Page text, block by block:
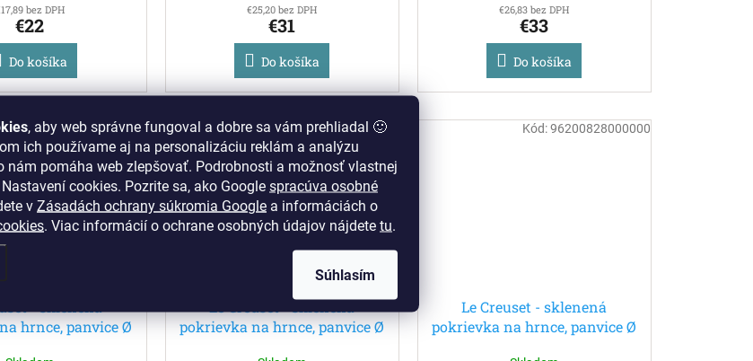
, aby web správne fungoval a dobre sa vám prehliadal 🙂
ich používame aj na personalizáciu reklám a analýzu
nám pomáha web zlepšovať. Podrobnosti a možnosť vlastnej
cookies. Pozrite sa, ako Google spracúva osobné
v Zásadách ochrany súkromia Google a informáciách o
. Viac informácií o ochrane osobných údajov nájdete tu.
Súhlasím
bez DPH
€22
Do košíka
€25,20 bez DPH
€31
Do košíka
€26,83 bez DPH
€33
Do košíka
hrnce, panvice Ø
Kód:96200824000000
Le Creuset - sklenená
pokrievka na hrnce, panvice Ø
Kód:96200826000000
Le Creuset - sklenená
pokrievka na hrnce, panvice Ø
Kód:96200828000000